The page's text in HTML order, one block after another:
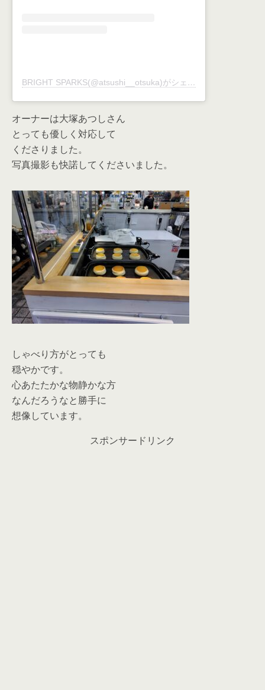
BRIGHT SPARKS(@atsushi__otsuka)がシェアした投稿
オーナーは大塚あつしさん
とっても優しく対応して
くださりました。
写真撮影も快諾してくださいました。
しゃべり方がとっても
穏やかです。
心あたたかな物静かな方
なんだろうなと勝手に
想像しています。
スポンサードリンク